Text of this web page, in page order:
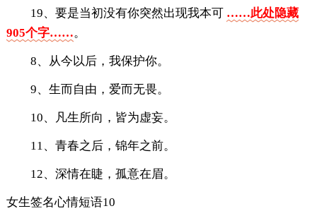
19、要是当初没有你突然出现我本可 ……此处隐藏
905个字……。
8、从今以后，我保护你。
9、生而自由，爱而无畏。
10、凡生所向，皆为虚妄。
11、青春之后，锦年之前。
12、深情在睫，孤意在眉。
女生签名心情短语10